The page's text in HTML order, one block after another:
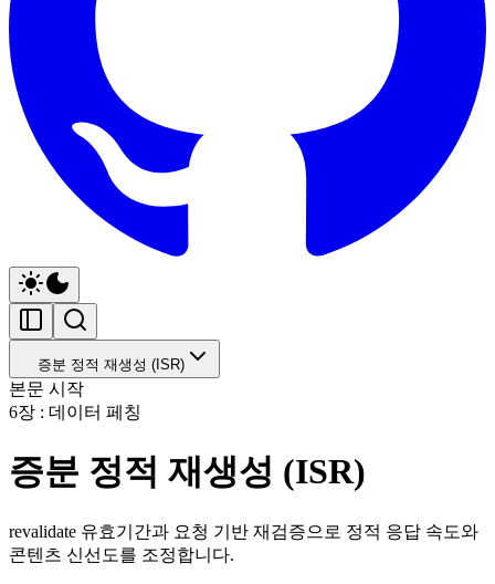
증분 정적 재생성 (ISR)
본문 시작
6장 : 데이터 페칭
증분 정적 재생성 (ISR)
revalidate 유효기간과 요청 기반 재검증으로 정적 응답 속도와
콘텐츠 신선도를 조정합니다.